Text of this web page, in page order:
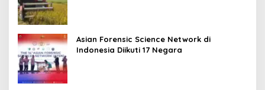
Asian Forensic Science Network di
Indonesia Diikuti 17 Negara